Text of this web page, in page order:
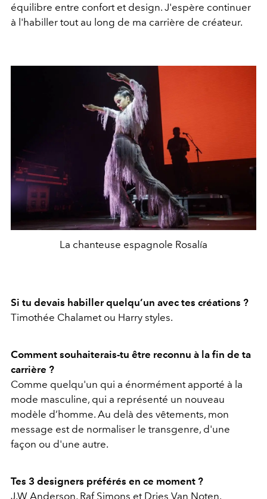
équilibre entre confort et design. J'espère continuer
à l'habiller tout au long de ma carrière de créateur.
La chanteuse espagnole Rosalía
Si tu devais habiller quelqu’un avec tes créations ?
Timothée Chalamet ou Harry styles.
Comment souhaiterais-tu être reconnu à la fin de ta
carrière ?
Comme quelqu'un qui a énormément apporté à la
mode masculine, qui a représenté un nouveau
modèle d’homme. Au delà des vêtements, mon
message est de normaliser le transgenre, d'une
façon ou d'une autre.
Tes 3 designers préférés en ce moment ?
J.W Anderson, Raf Simons et Dries Van Noten.